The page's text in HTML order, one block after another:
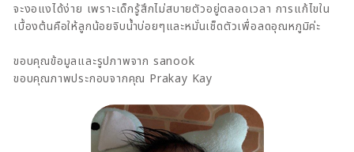
จะงอแงได้ง่าย เพราะเด็กรู้สึกไม่สบายตัวอยู่ตลอดเวลา การแก้ไขใน
เบื้องต้นคือให้ลูกน้อยจิบน้ำบ่อยๆและหมั่นเช็ดตัวเพื่อลดอุณหภูมิค่ะ
ขอบคุณข้อมูลและรูปภาพจาก sanook
ขอบคุณภาพประกอบจากคุณ Prakay Kay